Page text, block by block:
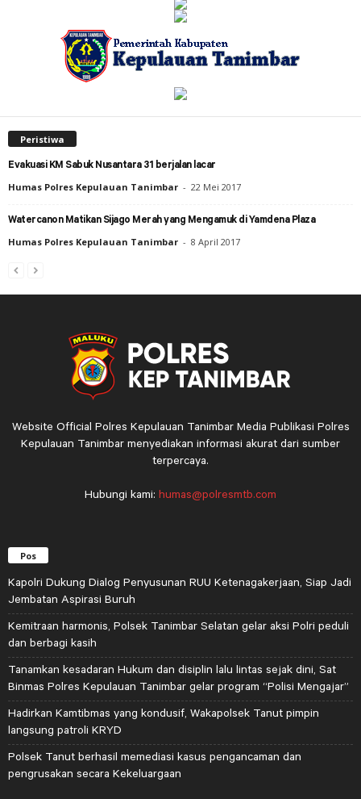
Peristiwa
Evakuasi KM Sabuk Nusantara 31 berjalan lacar
Humas Polres Kepulauan Tanimbar - 22 Mei 2017
Watercanon Matikan Sijago Merah yang Mengamuk di Yamdena Plaza
Humas Polres Kepulauan Tanimbar - 8 April 2017
Website Official Polres Kepulauan Tanimbar Media Publikasi Polres
Kepulauan Tanimbar menyediakan informasi akurat dari sumber
terpercaya.
Hubungi kami: humas@polresmtb.com
Pos
Kapolri Dukung Dialog Penyusunan RUU Ketenagakerjaan, Siap Jadi
Jembatan Aspirasi Buruh
Kemitraan harmonis, Polsek Tanimbar Selatan gelar aksi Polri peduli
dan berbagi kasih
Tanamkan kesadaran Hukum dan disiplin lalu lintas sejak dini, Sat
Binmas Polres Kepulauan Tanimbar gelar program “Polisi Mengajar”
Hadirkan Kamtibmas yang kondusif, Wakapolsek Tanut pimpin
langsung patroli KRYD
Polsek Tanut berhasil memediasi kasus pengancaman dan
pengrusakan secara Kekeluargaan